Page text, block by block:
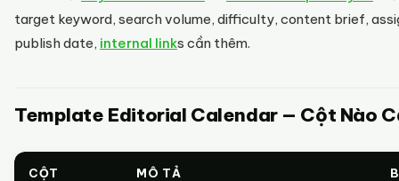
target keyword, search volume, difficulty, content brief,
publish date, internal links cần thêm.
Template Editorial Calendar — Cột Nào
CỘT MÔ TẢ